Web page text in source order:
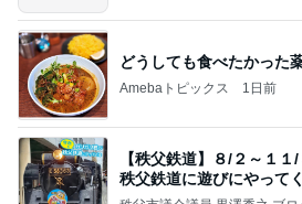
どうしても食べたかった
Amebaトピックス 1日前
【秩父鉄道】８/２～１
秩父鉄道に遊びにやって